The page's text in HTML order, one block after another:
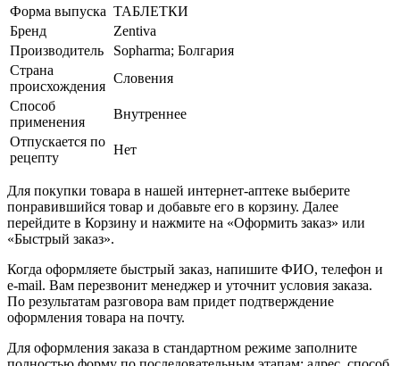
Форма выпуска ТАБЛЕТКИ
Бренд
Zentiva
Производитель
Sopharma; Болгария
Страна
происхождения
Словения
Способ
применения
Внутреннее
Отпускается по
рецепту
Нет
Для покупки товара в нашей интернет-аптеке выберите
понравившийся товар и добавьте его в корзину. Далее
перейдите в Корзину и нажмите на «Оформить заказ» или
«Быстрый заказ».
Когда оформляете быстрый заказ, напишите ФИО, телефон и
e-mail. Вам перезвонит менеджер и уточнит условия заказа.
По результатам разговора вам придет подтверждение
оформления товара на почту.
Для оформления заказа в стандартном режиме заполните